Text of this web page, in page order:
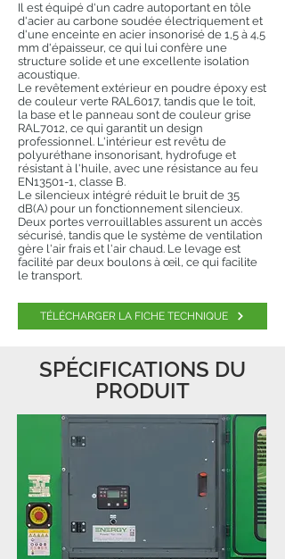
Il est équipé d'un cadre autoportant en tôle
d'acier au carbone soudée électriquement et
d'une enceinte en acier insonorisé de 1,5 à 4,5
mm d'épaisseur, ce qui lui confère une
structure solide et une excellente isolation
acoustique.
Le revêtement extérieur en poudre époxy est
de couleur verte RAL6017, tandis que le toit,
la base et le panneau sont de couleur grise
RAL7012, ce qui garantit un design
professionnel. L'intérieur est revêtu de
polyuréthane insonorisant, hydrofuge et
résistant à l'huile, avec une résistance au feu
EN13501-1, classe B.
Le silencieux intégré réduit le bruit de 35
dB(A) pour un fonctionnement silencieux.
Deux portes verrouillables assurent un accès
sécurisé, tandis que le système de ventilation
gère l'air frais et l'air chaud. Le levage est
facilité par deux boulons à œil, ce qui facilite
le transport.
TÉLÉCHARGER LA FICHE TECHNIQUE
SPÉCIFICATIONS DU
PRODUIT